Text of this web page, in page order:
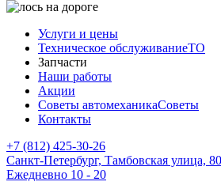
Услуги и цены
Техническое обслуживаниеТО
Запчасти
Наши работы
Акции
Советы автомеханикаСоветы
Контакты
+7 (812) 425-30-26
Санкт-Петербург, Тамбовская улица,
Ежедневно 10 - 20